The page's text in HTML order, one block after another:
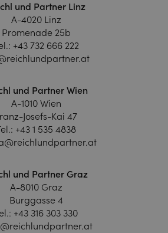
und Partner Linz
A-4020 Linz
Promenade 25b
+43 732 666 222
und Partner Wien
A-1010 Wien
Josefs-Kai 47
+43 1 535 4838
und Partner Graz
A-8010 Graz
Burggasse 4
+43 316 303 330